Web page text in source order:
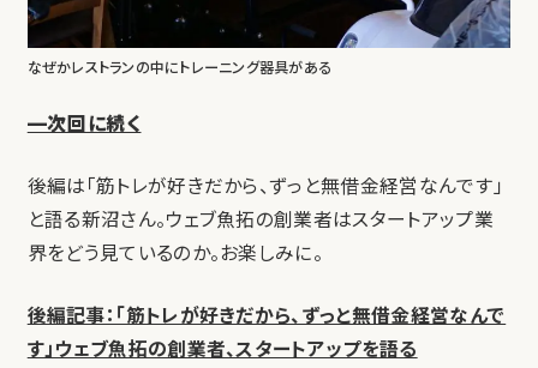
なぜかレストランの中にトレーニング器具がある
—次回に続く
後編は「筋トレが好きだから、ずっと無借金経営なんです」
と語る新沼さん。ウェブ魚拓の創業者はスタートアップ業
界をどう見ているのか。お楽しみに。
後編記事：「筋トレが好きだから、ずっと無借金経営なんで
す」ウェブ魚拓の創業者、スタートアップを語る